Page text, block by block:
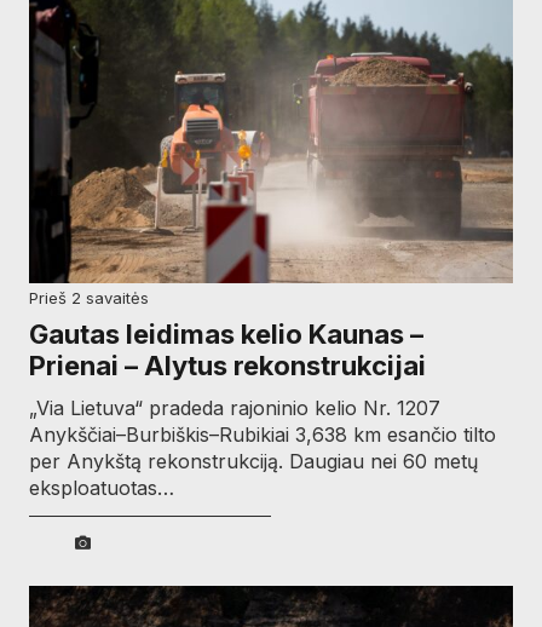
prieš 2 savaitės
Gautas leidimas kelio Kaunas –
Prienai – Alytus rekonstrukcijai
„Via Lietuva“ pradeda rajoninio kelio Nr. 1207
Anykščiai–Burbiškis–Rubikiai 3,638 km esančio tilto
per Anykštą rekonstrukciją. Daugiau nei 60 metų
eksploatuotas…